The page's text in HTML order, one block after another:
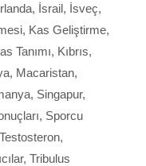
, İsrail, İsveç,
, Kas Geliştirme,
Tanımı, Kıbrıs,
, Macaristan,
, Singapur,
, Sporcu
Testosteron,
, Tribulus